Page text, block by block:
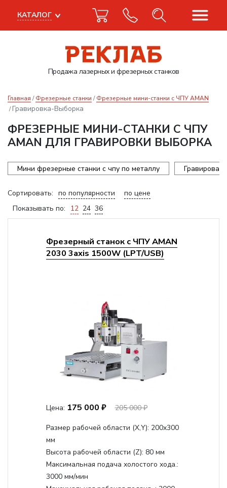
Продажа лазерныхи фрезерных станков
КАТАЛОГ
Главная Фрезерные станки Фрезерные мини-станки с ЧПУ AMAN
Гравировка-Выборка
ФРЕЗЕРНЫЕ МИНИ-СТАНКИ С ЧПУ
AMAN ДЛЯ ГРАВИРОВКИ ВЫБОРКА
Мини фрезерные станки с чпу по металлу
Сортировать: по популярности
по цене
Показывать по:
12 24 36
Фрезерный станок с ЧПУ AMAN
2030 3axis 1500W (LPT/USB)
Цена: 175 000 ₽ 205 000 ₽
Размер рабочей области (Х,Y): 200x300
мм
Высота рабочей области (Z): 80 мм
Максимальная подача холостого хода.:
3000 мм/мин